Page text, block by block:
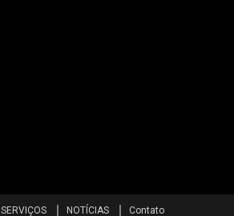
SERVIÇOS NOTÍCIAS Contato